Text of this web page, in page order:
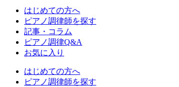
はじめての方へ
ピアノ調律師を探す
記事・コラム
ピアノ調律Q&A
お気に入り
はじめての方へ
ピアノ調律師を探す